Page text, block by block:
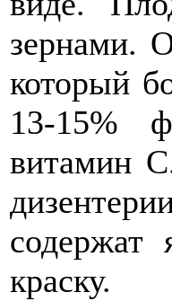
зернами.
который
13-15%
витамин
содержат
краску.